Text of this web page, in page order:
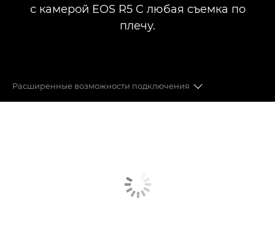
с камерой EOS R5 C любая съемка по
плечу.
Расширенные возможности подключения